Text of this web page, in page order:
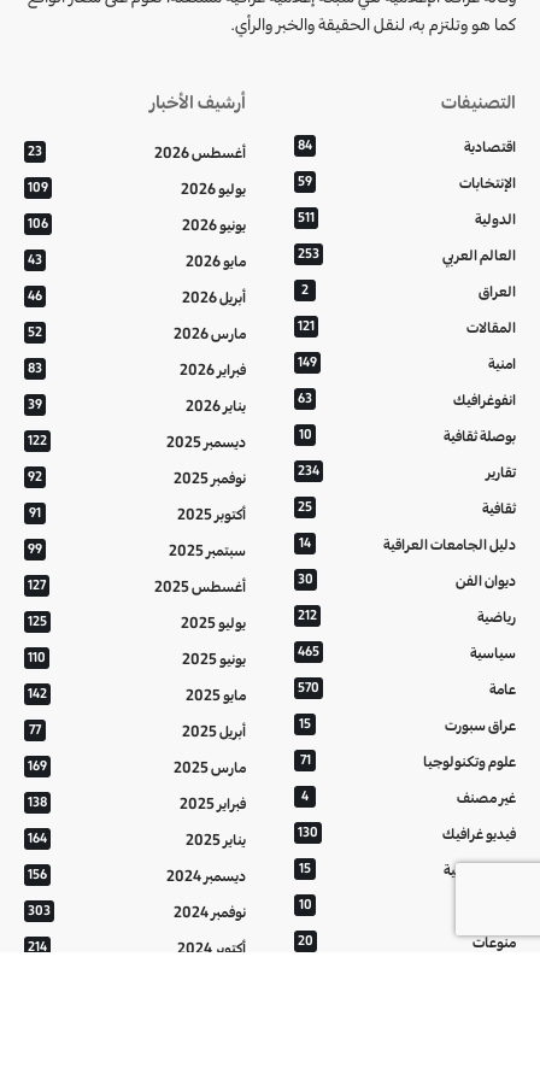
كما هو وتلتزم به، لنقل الحقيقة والخبر والرأي.
التصنيفات
اقتصادية 84
الإنتخابات 59
الدولية 511
العالم العربي 253
العراق 2
المقالات 121
امنية 149
انفوغرافيك 63
بوصلة ثقافية 10
تقارير 234
ثقافية 25
دليل الجامعات العراقية 14
ديوان الفن 30
رياضية 212
سياسية 465
عامة 570
عراق سبورت 15
علوم وتكنولوجيا 71
غير مصنف 4
فيديو غرافيك 130
معالم عراقية 15
10
منوعات 20
أرشيف الأخبار
أغسطس 2026 23
يوليو 2026 109
يونيو 2026 106
مايو 2026 43
أبريل 2026 46
مارس 2026 52
فبراير 2026 83
يناير 2026 39
ديسمبر 2025 122
نوفمبر 2025 92
أكتوبر 2025 91
سبتمبر 2025 99
أغسطس 2025 127
يوليو 2025 125
يونيو 2025 110
مايو 2025 142
أبريل 2025 77
مارس 2025 169
فبراير 2025 138
يناير 2025 164
ديسمبر 2024 156
نوفمبر 2024 303
أكتوبر 2024 214